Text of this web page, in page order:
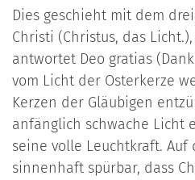
Dies geschieht mit dem
Christi (Christus, das
antwortet Deo gratias
vom Licht der Osterkerze
Kerzen der Gläubigen
anfänglich schwache Licht
seine volle Leuchtkraft. Auf
sinnenhaft spürbar, dass